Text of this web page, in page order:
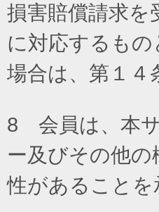
損害賠償請求を
に対応するも
場合は、第１
8 会員は、本
ー及びその他
性があることを